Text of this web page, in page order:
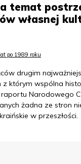
temat
własnej
po 1989 roku
drugim
z którym wspólna
Narodowego
żadna ze stron
w przeszłości.